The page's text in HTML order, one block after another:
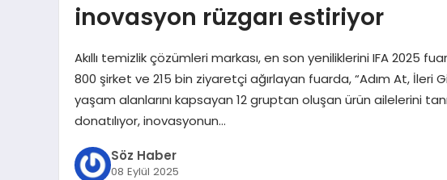
inovasyon rüzgarı estiriyor
Akıllı temizlik çözümleri markası, en son yeniliklerini IFA 2025
800 şirket ve 215 bin ziyaretçi ağırlayan fuarda, “Adım At, İleri
yaşam alanlarını kapsayan 12 gruptan oluşan ürün ailelerini
donatılıyor, inovasyonun…
Söz Haber
08 Eylül 2025